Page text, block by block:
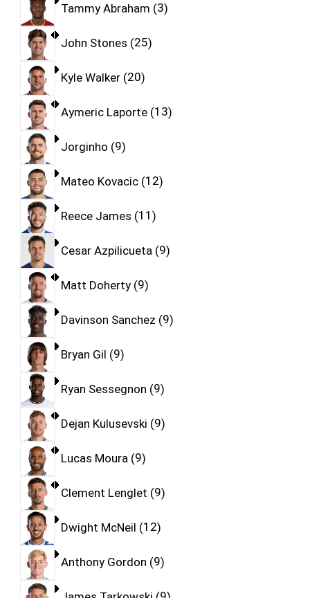
Tammy Abraham 3
John Stones 25
Kyle Walker 20
Aymeric Laporte 13
Jorginho 9
Mateo Kovacic 12
Reece James 11
Cesar Azpilicueta 9
Matt Doherty 9
Davinson Sanchez 9
Bryan Gil 9
Ryan Sessegnon 9
Dejan Kulusevski 9
Lucas Moura 9
Clement Lenglet 9
Dwight McNeil 12
Anthony Gordon 9